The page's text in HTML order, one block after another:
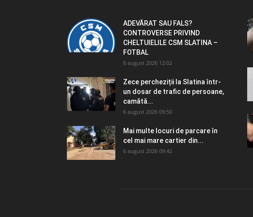
ADEVĂRAT SAU FALS?
CONTROVERSE PRIVIND
CHELTUIELILE CSM SLATINA –
FOTBAL
6 august 2026 12:02
Zece percheziții la Slatina într-
un dosar de trafic de persoane,
camătă...
6 august 2026 09:50
Mai multe locuri de parcare în
cel mai mare cartier din...
6 august 2026 09:42